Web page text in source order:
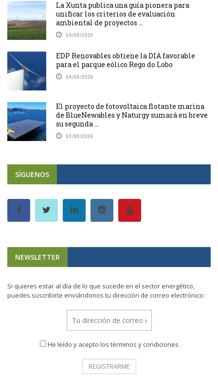
La Xunta publica una guía pionera para
unificar los criterios de evaluación
ambiental de proyectos ...
04/08/2026
EDP Renovables obtiene la DIA favorable
para el parque eólico Rego do Lobo
04/08/2026
El proyecto de fotovoltaica flotante marina
de BlueNewables y Naturgy sumará en breve
su segunda ...
03/08/2026
SÍGUENOS
NEWSLETTER
Si quieres estar al día de lo que sucede en el sector energético,
puedes suscribirte enviándonos tu dirección de correo electrónico:
He leído y acepto los términos y condiciones